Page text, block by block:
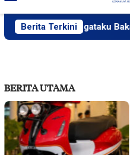
Mobile
Berita Terkini
PlakPlik Ngataku Bakal
BERITA UTAMA